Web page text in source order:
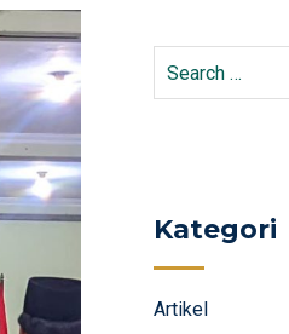
Search
Kategori
Artikel